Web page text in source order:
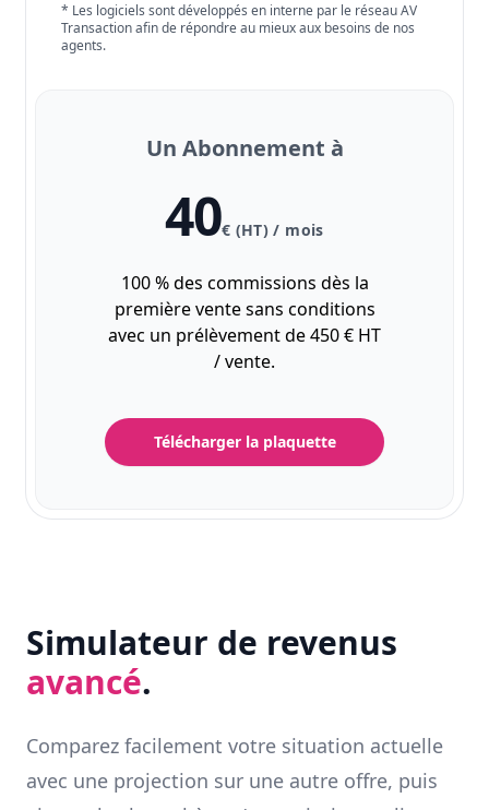
* Les logiciels sont développés en interne par le réseau AV
Transaction afin de répondre au mieux aux besoins de nos
agents.
Un Abonnement à
40€ (HT) / mois
100 % des commissions dès la
première vente sans conditions
avec un prélèvement de 450 € HT
/ vente.
Télécharger la plaquette
Simulateur de revenus
avancé.
Comparez facilement votre situation actuelle
avec une projection sur une autre offre, puis